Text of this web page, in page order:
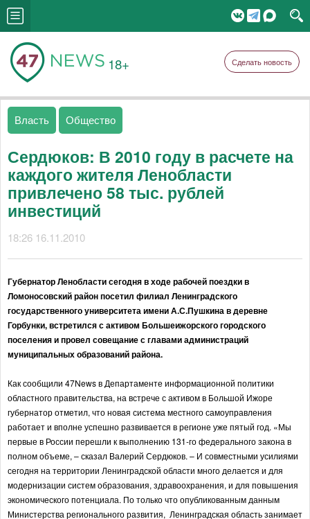
18+ Сделать новость
Власть Общество
Сердюков: В 2010 году в расчете на
каждого жителя Ленобласти
привлечено 58 тыс. рублей
инвестиций
18:26 16.11.2010
Губернатор Ленобласти сегодня в ходе рабочей поездки в
Ломоносовский район посетил филиал Ленинградского
государственного университета имени А.С.Пушкина в деревне
Горбунки, встретился с активом Большеижорского городского
поселения и провел совещание с главами администраций
муниципальных образований района.
Как сообщили 47News в Департаменте информационной политики
областного правительства, на встрече с активом в Большой Ижоре
губернатор отметил, что новая система местного самоуправления
работает и вполне успешно развивается в регионе уже пятый год. «Мы
первые в России перешли к выполнению 131-го федерального закона в
полном объеме, – сказал Валерий Сердюков. – И совместными усилиями
сегодня на территории Ленинградской области много делается и для
модернизации систем образования, здравоохранения, и для повышения
экономического потенциала. По только что опубликованным данным
Министерства регионального развития, Ленинградская область занимает